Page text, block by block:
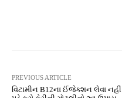
PREVIOUS ARTICLE
વિટામીન B12ના ઈંજેક્શન લેવા નહીં